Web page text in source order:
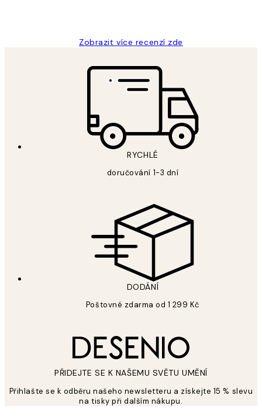
Zobrazit více recenzí zde
RYCHLÉ
doručování 1-3 dní
DODÁNÍ
Poštovné zdarma od 1 299 Kč
PŘIDEJTE SE K NAŠEMU SVĚTU UMĚNÍ
Přihlašte se k odběru našeho newsletteru a získejte 15 % slevu
na tisky při dalším nákupu.